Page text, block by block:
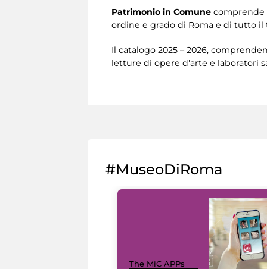
Patrimonio in Comune comprende
ordine e grado di Roma e di tutto il
Il catalogo 2025 – 2026,
letture di opere d'arte e laboratori
#MuseoDiRoma
The MiC APPs